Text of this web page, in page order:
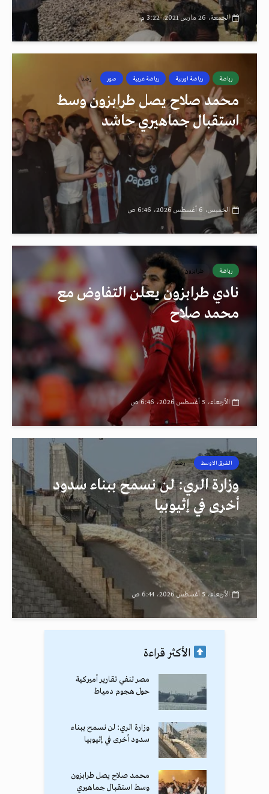
الجمعة، 26 مارس 2021، 3:22 م
رياضة رياضة اوربية رياضة عربية صور رصد
محمد صلاح يصل طرابزون وسط
استقبال جماهيري حاشد
الخميس، 6 أغسطس 2026، 6:46 ص
رياضة طرابزون
نادي طرابزون يعلن التفاوض مع
محمد صلاح
الأربعاء، 5 أغسطس 2026، 6:46 ص
الشرق الاوسط رصد
وزارة الري: لن نسمح ببناء سدود
أخرى في إثيوبيا
الأربعاء، 5 أغسطس 2026، 6:44 ص
الأكثر قراءة
مصر تنفي تقارير أميركية
حول هجوم دمياط
وزارة الري: لن نسمح ببناء
سدود أخرى في إثيوبيا
محمد صلاح يصل طرابزون
وسط استقبال جماهيري